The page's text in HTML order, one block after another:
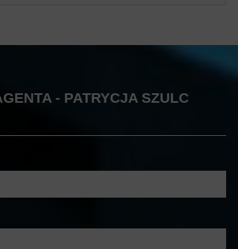
- PATRYCJA SZULC